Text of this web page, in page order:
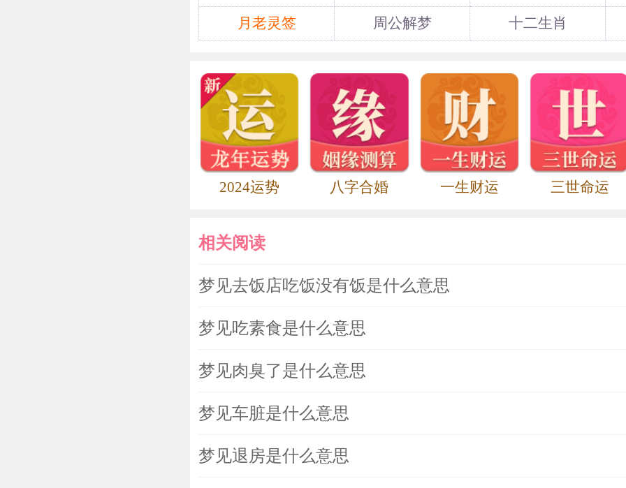
月老灵签
周公解梦 十二生肖
2024运势 八字合婚 一生财运 三世命运
相关阅读
梦见去饭店吃饭没有饭是什么意思
梦见吃素食是什么意思
梦见肉臭了是什么意思
梦见车脏是什么意思
梦见退房是什么意思